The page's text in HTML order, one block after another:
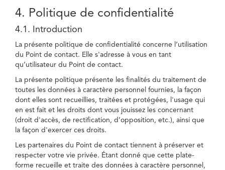
4. Politique de confidentialité
4.1. Introduction
La présente politique de confidentialité concerne l’utilisation
du Point de contact. Elle s'adresse à vous en tant
qu’utilisateur du Point de contact.
La présente politique présente les finalités du traitement de
toutes les données à caractère personnel fournies, la façon
dont elles sont recueillies, traitées et protégées, l'usage qui
en est fait et les droits dont vous jouissez les concernant
(droit d'accès, de rectification, d’opposition, etc.), ainsi que
la façon d'exercer ces droits.
Les partenaires du Point de contact tiennent à préserver et
respecter votre vie privée. Étant donné que cette plate-
forme recueille et traite des données à caractère personnel,